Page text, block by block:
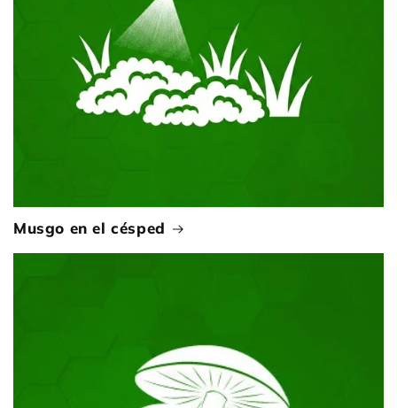
Musgo en el césped